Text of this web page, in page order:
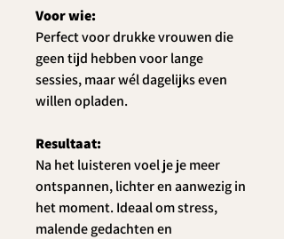
Voor wie:
Perfect voor drukke vrouwen die
geen tijd hebben voor lange
sessies, maar wél dagelijks even
willen opladen.
Resultaat:
Na het luisteren voel je je meer
ontspannen, lichter en aanwezig in
het moment. Ideaal om stress,
malende gedachten en